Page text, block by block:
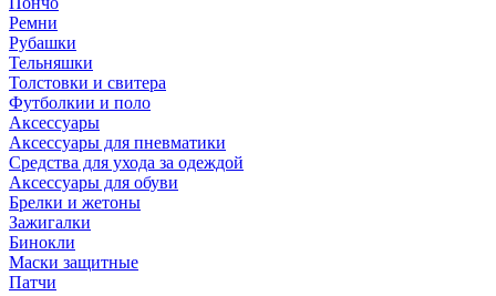
Ремни
Рубашки
Тельняшки
Толстовки и свитера
Футболкии и поло
Аксессуары
Аксессуары для пневматики
Средства для ухода за одеждой
Аксессуары для обуви
Брелки и жетоны
Зажигалки
Бинокли
Маски защитные
Патчи